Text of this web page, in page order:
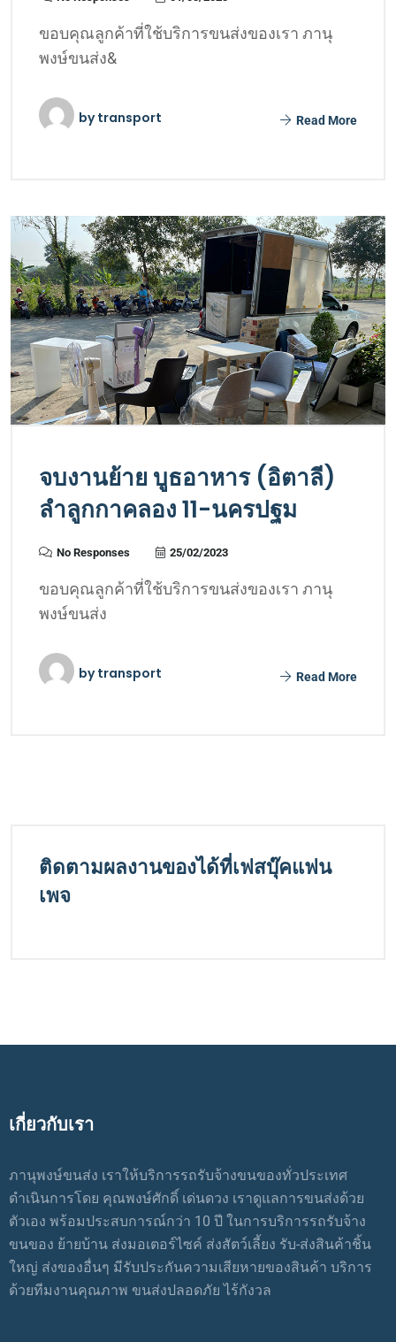
ขอบคุณลูกค้าที่ใช้บริการขนส่งของเรา ภานุ
พงษ์ขนส่ง&
bytransport Read More
จบงานย้าย บูธอาหาร (อิตาลี)
ลำลูกกาคลอง 11-นครปฐม
No Responses 25/02/2023
ขอบคุณลูกค้าที่ใช้บริการขนส่งของเรา ภานุ
พงษ์ขนส่ง
bytransport Read More
ติดตามผลงานของได้ที่เฟสบุ๊คแฟน
เพจ
เกี่ยวกับเรา
ภานุพงษ์ขนส่ง เราให้บริการรถรับจ้างขนของทั่วประเทศ
ดำเนินการโดย คุณพงษ์ศักดิ์ เด่นดวง เราดูแลการขนส่งด้วย
ตัวเอง พร้อมประสบการณ์กว่า 10 ปี ในการบริการรถรับจ้าง
ขนของ ย้ายบ้าน ส่งมอเตอร์ไซค์ ส่งสัตว์เลี้ยง รับ-ส่งสินค้าชิ้น
ใหญ่ ส่งของอื่นๆ มีรับประกันความเสียหายของสินค้า บริการ
ด้วยทีมงานคุณภาพ ขนส่งปลอดภัย ไร้กังวล